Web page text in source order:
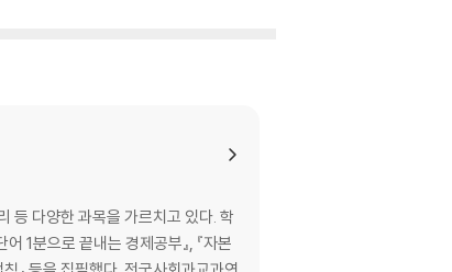
등 다양한 과목을 가르치고 있다. 학
1분으로 끝내는 경제공부』, 『자본